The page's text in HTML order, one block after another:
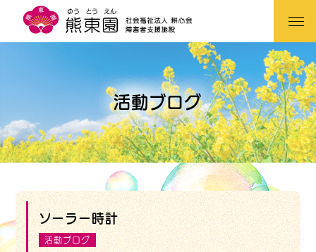
活動ブログ
ソーラー時計
活動ブログ